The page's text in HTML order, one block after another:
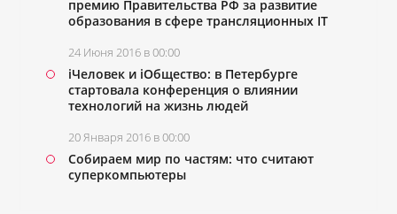
премию Правительства РФ за развитие
образования в сфере трансляционных IT
24 Июня 2016 в 00:00
iЧеловек и iОбщество: в Петербурге
стартовала конференция о влиянии
технологий на жизнь людей
20 Января 2016 в 00:00
Собираем мир по частям: что считают
суперкомпьютеры